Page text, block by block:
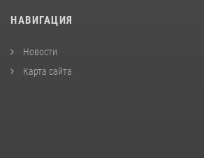
НАВИГАЦИЯ
Новости
Карта сайта